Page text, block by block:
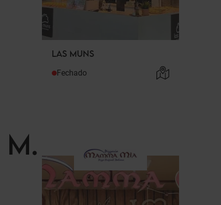
LAS MUNS
Fechado
M.